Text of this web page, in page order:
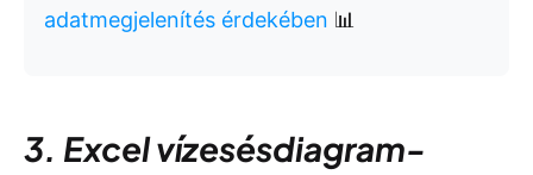
adatmegjelenítés érdekében 📊
3. Excel vízesésdiagram-